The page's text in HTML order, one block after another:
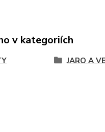
v kategoriích
JARO A